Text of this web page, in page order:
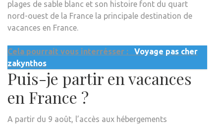
plages de sable blanc et son histoire font du quart
nord-ouest de la France la principale destination de
vacances en France.
Cela pourrait vous interrésser :
Voyage pas cher
zakynthos
Puis-je partir en vacances
en France ?
A partir du 9 août, l’accès aux hébergements